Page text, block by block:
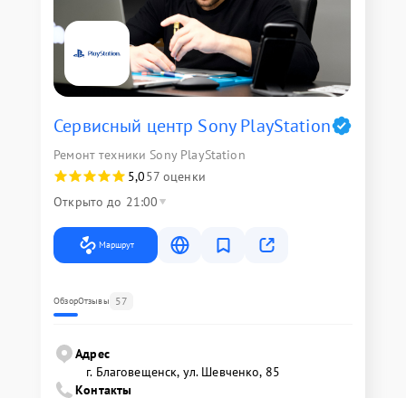
Сервисный центр Sony PlayStation
Ремонт техники Sony PlayStation
5,057 оценки
Открыто до 21:00
Маршрут
ОбзорОтзывы 57
Адрес
г. Благовещенск, ул. Шевченко, 85
Контакты